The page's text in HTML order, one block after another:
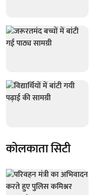
कोलकाता सिटी